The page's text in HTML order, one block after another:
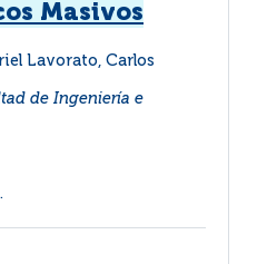
Masivos
Lavorato, Carlos
de Ingeniería e